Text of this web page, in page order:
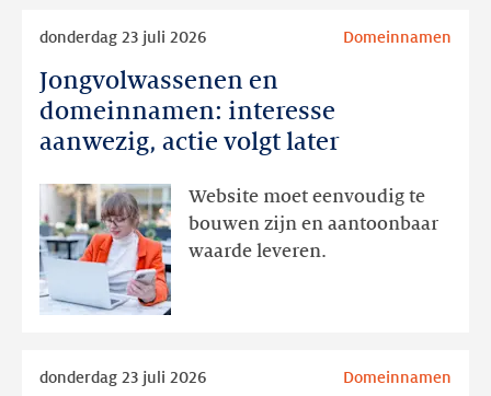
Jongvolwassenen en
domeinnamen: interesse
aanwezig, actie volgt later
donderdag 23 juli 2026 Domeinnamen
Website moet eenvoudig te
bouwen zijn en aantoonbaar
waarde leveren.
Jongvolwassenen
aanwezig,
actie
volgt
later
donderdag 23 juli 2026 Domeinnamen